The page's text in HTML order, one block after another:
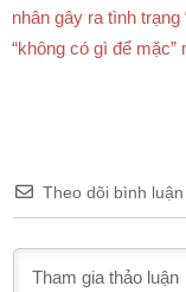
nhân gây ra tình
“không có gì để mặc”
Theo dõi bình luận